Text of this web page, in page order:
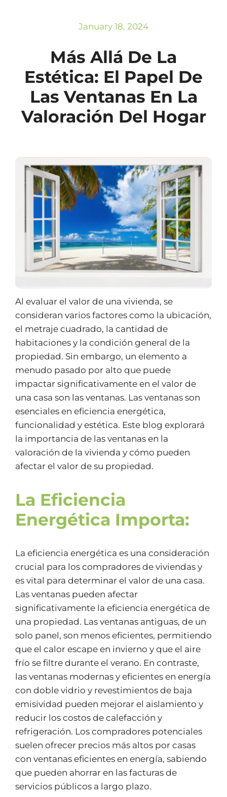
January 18, 2024
Más Allá De La
Estética: El Papel De
Las Ventanas En La
Valoración Del Hogar
Al evaluar el valor de una vivienda, se
consideran varios factores como la ubicación,
el metraje cuadrado, la cantidad de
habitaciones y la condición general de la
propiedad. Sin embargo, un elemento a
menudo pasado por alto que puede
impactar significativamente en el valor de
una casa son las ventanas. Las ventanas son
esenciales en eficiencia energética,
funcionalidad y estética. Este blog explorará
la importancia de las ventanas en la
valoración de la vivienda y cómo pueden
afectar el valor de su propiedad.
La Eficiencia
Energética Importa:
La eficiencia energética es una consideración
crucial para los compradores de viviendas y
es vital para determinar el valor de una casa.
Las ventanas pueden afectar
significativamente la eficiencia energética de
una propiedad. Las ventanas antiguas, de un
solo panel, son menos eficientes, permitiendo
que el calor escape en invierno y que el aire
frío se filtre durante el verano. En contraste,
las ventanas modernas y eficientes en energía
con doble vidrio y revestimientos de baja
emisividad pueden mejorar el aislamiento y
reducir los costos de calefacción y
refrigeración. Los compradores potenciales
suelen ofrecer precios más altos por casas
con ventanas eficientes en energía, sabiendo
que pueden ahorrar en las facturas de
servicios públicos a largo plazo.